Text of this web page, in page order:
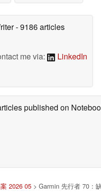
- 9186 articles
me via:
LinkedIn
published on
2026 05 > Garmin 先行者 70：